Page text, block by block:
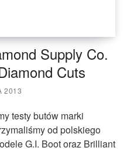
Supply Co.
Cuts
2013
testy butów marki
od polskiego
G.I. Boot oraz Brilliant